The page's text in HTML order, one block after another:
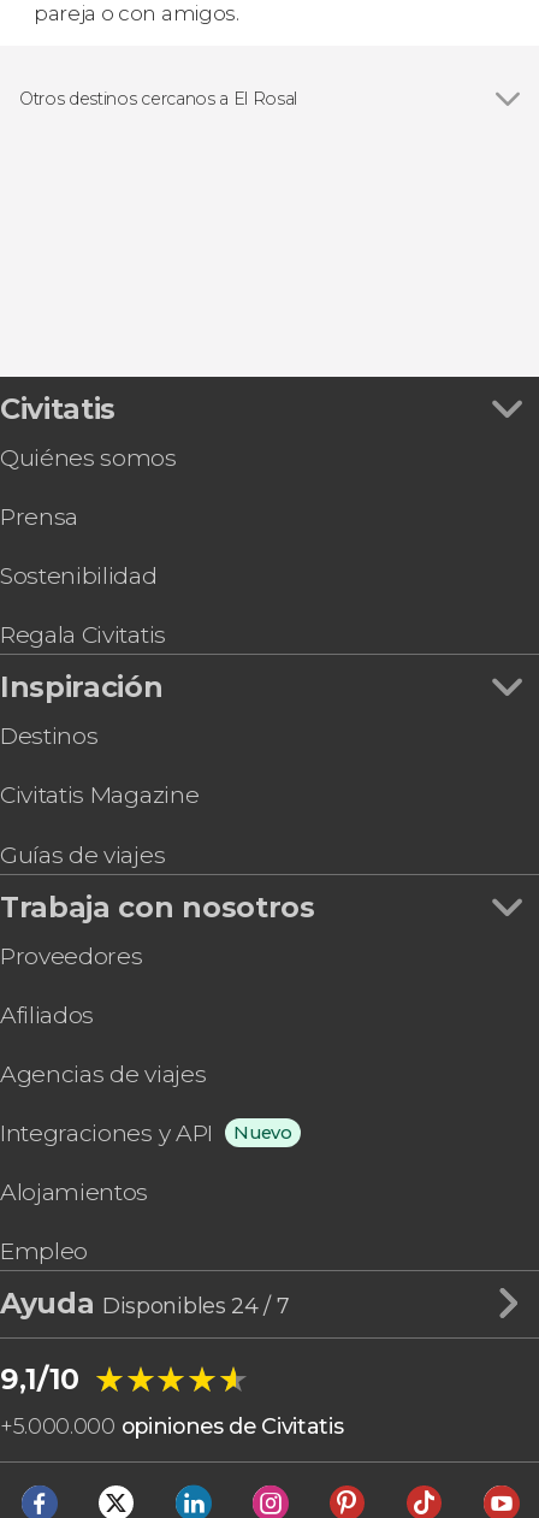
pareja o con amigos.
Otros destinos cercanos a El Rosal
Civitatis
Quiénes somos
Prensa
Sostenibilidad
Regala Civitatis
Inspiración
Destinos
Civitatis Magazine
Guías de viajes
Trabaja con nosotros
Proveedores
Afiliados
Agencias de viajes
Integraciones y API Nuevo
Alojamientos
Empleo
Ayuda Disponibles 24 / 7
9,1/10 ★★★★★
★★★★★
+5.000.000 opiniones de Civitatis